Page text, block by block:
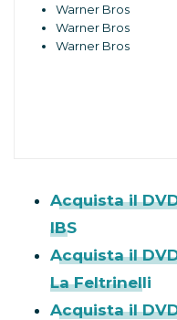
Warner Bros
Warner Bros
Warner Bros
Acquista il
IBS
Acquista il
La Feltrinelli
Acquista il